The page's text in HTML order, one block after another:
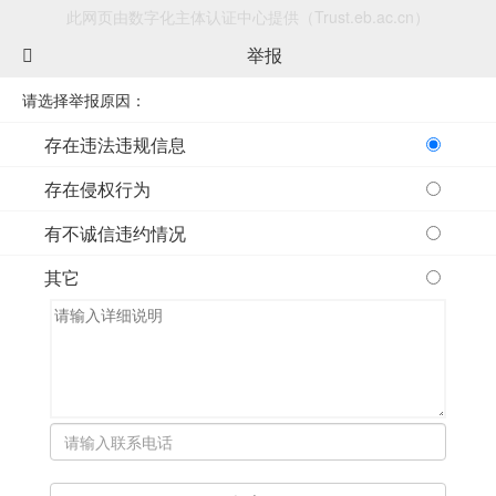
此网页由数字化主体认证中心提供（Trust.eb.ac.cn）
举报
请选择举报原因：
存在违法违规信息
存在侵权行为
有不诚信违约情况
其它